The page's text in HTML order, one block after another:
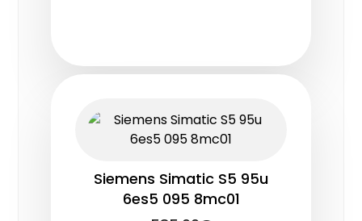
Siemens Simatic S5 95u
6es5 095 8mc01